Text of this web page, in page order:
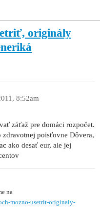
originály
8:52am
záťaž pre domáci rozpočet.
poisťovne Dôvera,
ako desať eur, ale jej
na
mozno-usetrit-originaly-